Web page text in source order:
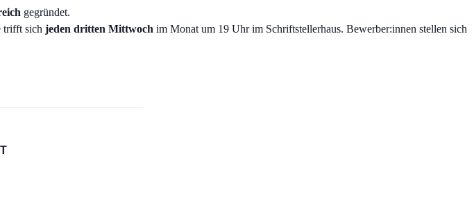
gegründet.
trifft sich jeden dritten Mittwoch im Monat um 19 Uhr im Schriftstellerhaus. Bewerber:innen stellen sich